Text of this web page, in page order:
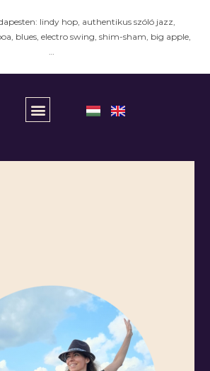
lindy hop, authentikus szóló jazz,
blues, electro swing, shim-sham, big apple,
…